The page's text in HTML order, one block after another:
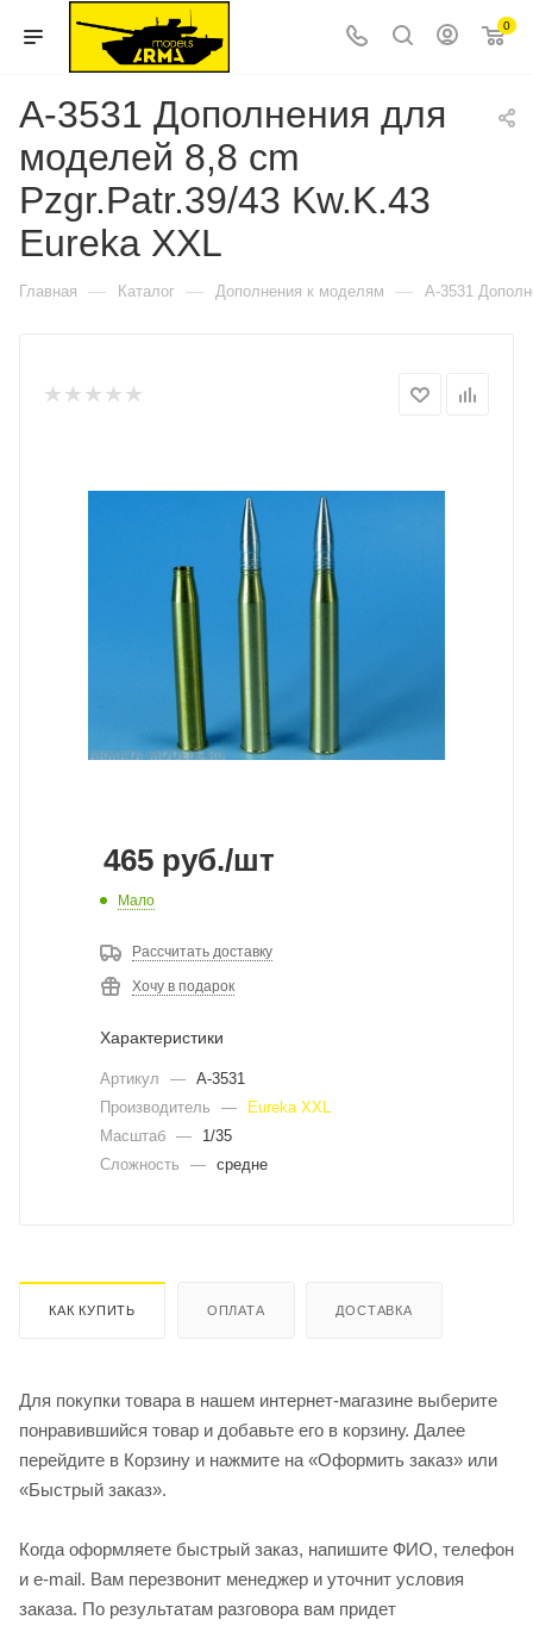
0
A-3531 Дополнения для
моделей 8,8 cm
Pzgr.Patr.39/43 Kw.K.43
Eureka XXL
Главная — Каталог — Дополнения к моделям — A-3531
465 руб./шт
Мало
Рассчитать доставку
Хочу в подарок
Характеристики
Артикул — A-3531
Производитель
—
Eureka XXL
Масштаб —
1/35
Сложность
— средне
КАК КУПИТЬ ОПЛАТА ДОСТАВКА
Для покупки товара в нашем интернет-магазине выберите
понравившийся товар и добавьте его в корзину. Далее
перейдите в Корзину и нажмите на «Оформить заказ» или
«Быстрый заказ».
Когда оформляете быстрый заказ, напишите ФИО, телефон
и e-mail. Вам перезвонит менеджер и уточнит условия
заказа. По результатам разговора вам придет